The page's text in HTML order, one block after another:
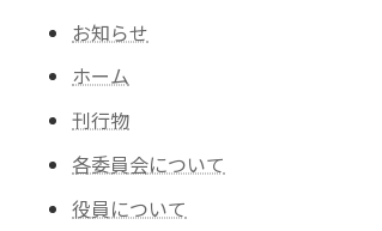
お知らせ
ホーム
刊行物
各委員会について
役員について